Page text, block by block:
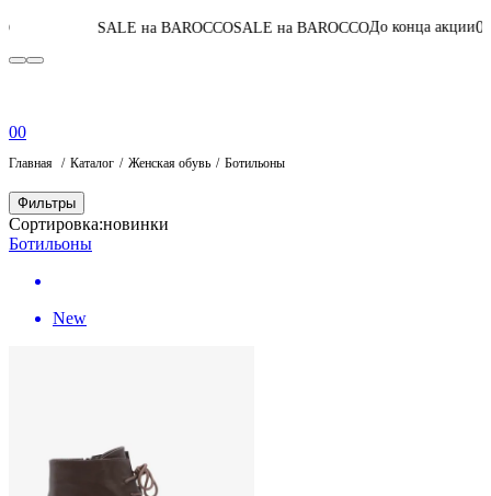
SALE на BAROCCOSALE на BAROCCOДо конца акции06:15:53:30
00
Главная Каталог Женская обувь Ботильоны
Фильтры
Сортировка:новинки
Ботильоны
New